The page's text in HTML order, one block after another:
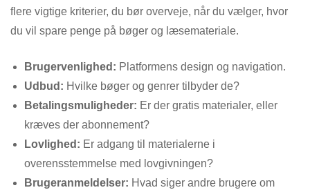
flere vigtige kriterier, du bør overveje, når du vælger, hvor
du vil spare penge på bøger og læsemateriale.
Brugervenlighed: Platformens design og navigation.
Udbud: Hvilke bøger og genrer tilbyder de?
Betalingsmuligheder: Er der gratis materialer, eller
kræves der abonnement?
Lovlighed: Er adgang til materialerne i
overensstemmelse med lovgivningen?
Brugeranmeldelser: Hvad siger andre brugere om